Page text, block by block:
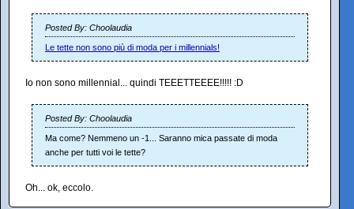
Posted By: Choolaudia
Le tette non sono più di moda per i millennials!
Io non sono millennial... quindi TEEETTEEEE!!!!! :D
Posted By: Choolaudia
Ma come? Nemmeno un -1... Saranno mica passate di moda
anche per tutti voi le tette?
Oh... ok, eccolo.